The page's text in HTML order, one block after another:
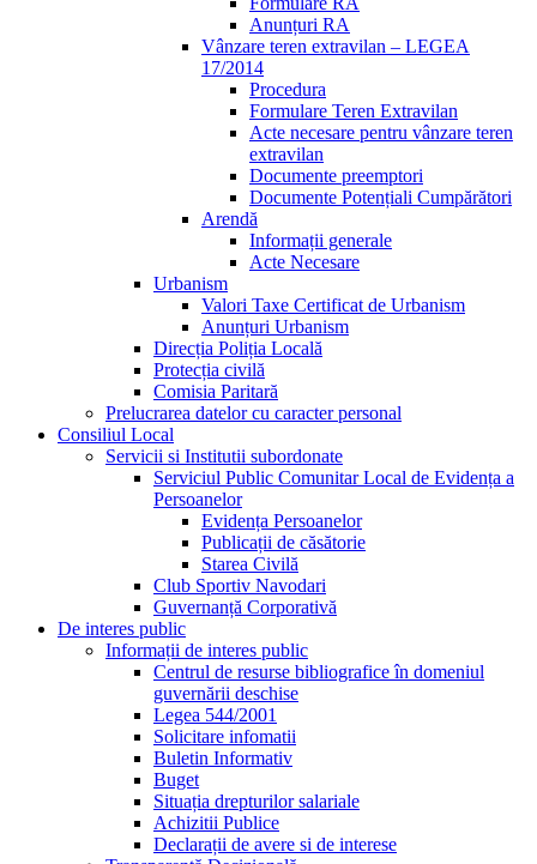
Anunțuri RA
Vânzare teren extravilan – LEGEA
17/2014
Procedura
Formulare Teren Extravilan
Acte necesare pentru vânzare teren
extravilan
Documente preemptori
Documente Potențiali Cumpărători
Arendă
Informații generale
Acte Necesare
Urbanism
Valori Taxe Certificat de Urbanism
Anunțuri Urbanism
Direcția Poliția Locală
Protecția civilă
Comisia Paritară
Prelucrarea datelor cu caracter personal
Consiliul Local
Servicii si Institutii subordonate
Serviciul Public Comunitar Local de Evidența a
Persoanelor
Evidența Persoanelor
Publicații de căsătorie
Starea Civilă
Club Sportiv Navodari
Guvernanță Corporativă
De interes public
Informații de interes public
Centrul de resurse bibliografice în domeniul
guvernării deschise
Legea 544/2001
Solicitare infomatii
Buletin Informativ
Buget
Situația drepturilor salariale
Achizitii Publice
Declarații de avere si de interese